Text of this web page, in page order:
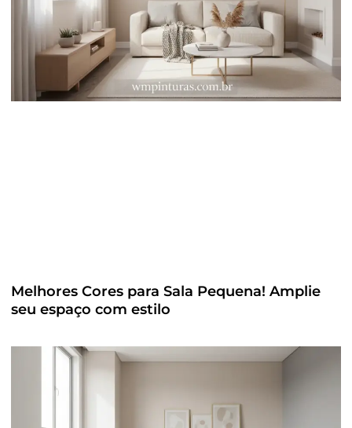
Melhores Cores para Sala Pequena! Amplie
seu espaço com estilo